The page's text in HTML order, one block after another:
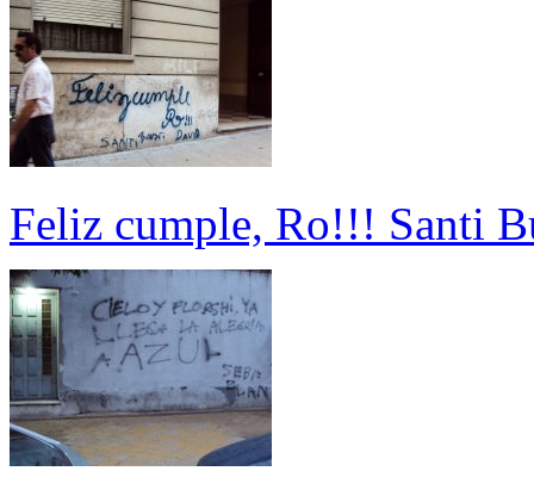
Feliz cumple, Ro!!! Santi